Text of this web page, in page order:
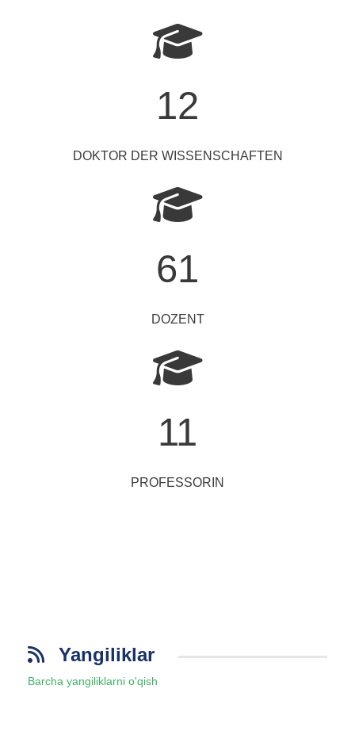
12
DOKTOR DER WISSENSCHAFTEN
61
DOZENT
11
PROFESSORIN
Yangiliklar
Barcha yangiliklarni o'qish